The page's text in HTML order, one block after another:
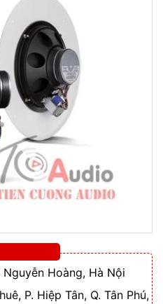
Hoàng, Hà Nội
P. Hiệp Tân, Q. Tân Phú,